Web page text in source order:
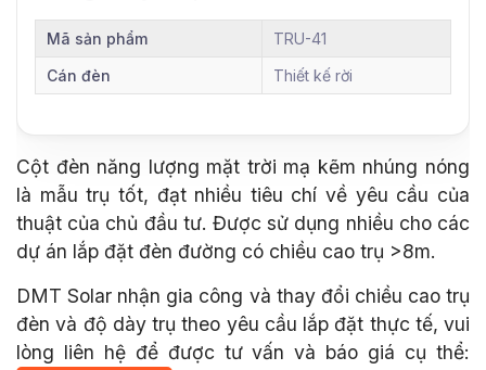
Mã sản phẩm
TRU-41
Cán đèn
Thiết kế rời
Cột đèn năng lượng mặt trời mạ kẽm nhúng nóng
là mẫu trụ tốt, đạt nhiều tiêu chí về yêu cầu của
thuật của chủ đầu tư. Được sử dụng nhiều cho các
dự án lắp đặt đèn đường có chiều cao trụ >8m.
DMT Solar nhận gia công và thay đổi chiều cao trụ
đèn và độ dày trụ theo yêu cầu lắp đặt thực tế, vui
lòng liên hệ để được tư vấn và báo giá cụ thể: